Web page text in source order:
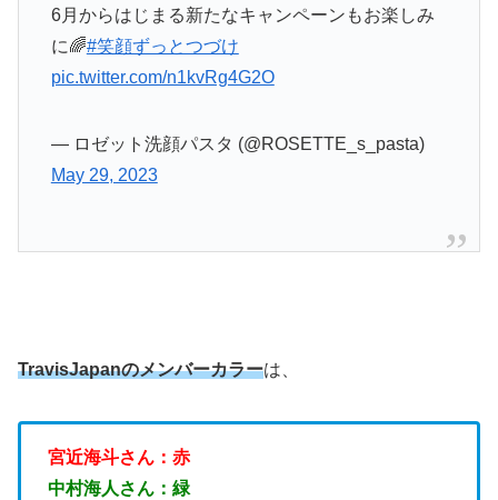
6月からはじまる新たなキャンペーンもお楽しみ
に🌈#笑顔ずっとつづけ
pic.twitter.com/n1kvRg4G2O
— ロゼット洗顔パスタ (@ROSETTE_s_pasta)
May 29, 2023
TravisJapanのメンバーカラーは、
宮近海斗さん：赤
中村海人さん：緑